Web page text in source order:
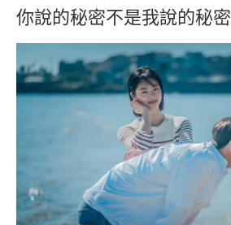
你說的秘密不是我說的秘密